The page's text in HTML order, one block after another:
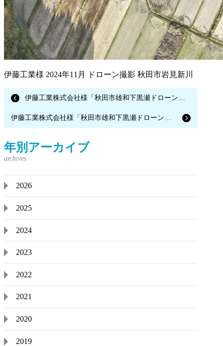
伊藤工業様 2024年11月 ドローン撮影 秋田市岩見新川
伊藤工業株式会社様「秋田市雄和下黒瀬ドローン空撮（2024年11月撮影）」
伊藤工業株式会社様「秋田市雄和下黒瀬ドローン空撮（2024年10月撮影）」
年別アーカイブ
2026
2025
2024
2023
2022
2021
2020
2019